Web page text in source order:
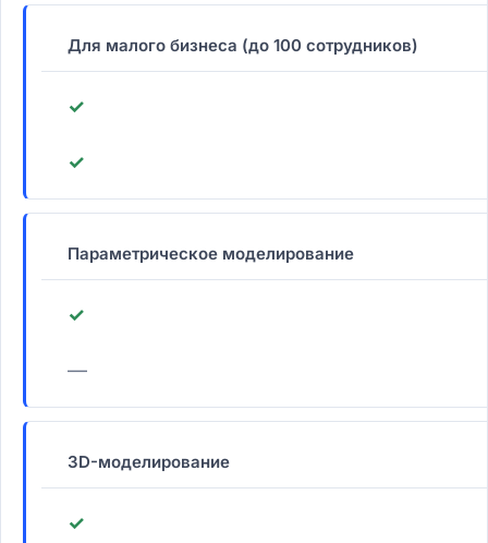
Для малого бизнеса (до 100 сотрудников)
✓
✓
Параметрическое моделирование
✓
—
3D-моделирование
✓